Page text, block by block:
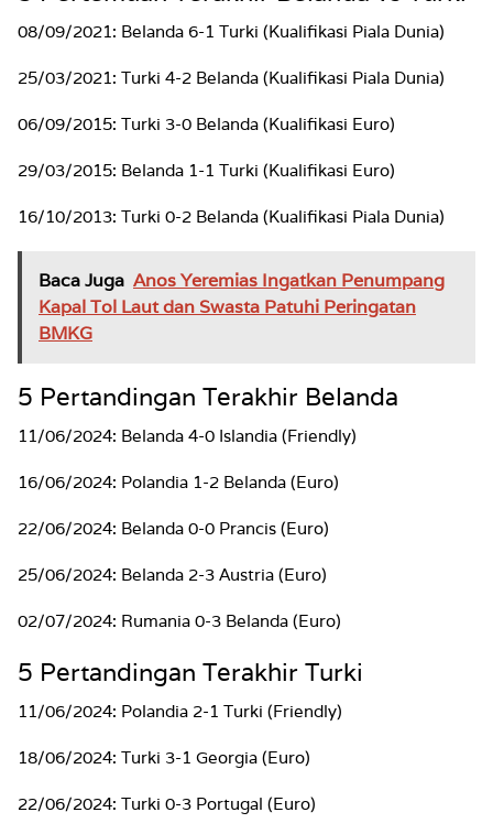
08/09/2021: Belanda 6-1 Turki (Kualifikasi Piala Dunia)
25/03/2021: Turki 4-2 Belanda (Kualifikasi Piala Dunia)
06/09/2015: Turki 3-0 Belanda (Kualifikasi Euro)
29/03/2015: Belanda 1-1 Turki (Kualifikasi Euro)
16/10/2013: Turki 0-2 Belanda (Kualifikasi Piala Dunia)
Baca Juga Anos Yeremias Ingatkan Penumpang
Kapal Tol Laut dan Swasta Patuhi Peringatan
BMKG
5 Pertandingan Terakhir Belanda
11/06/2024: Belanda 4-0 Islandia (Friendly)
16/06/2024: Polandia 1-2 Belanda (Euro)
22/06/2024: Belanda 0-0 Prancis (Euro)
25/06/2024: Belanda 2-3 Austria (Euro)
02/07/2024: Rumania 0-3 Belanda (Euro)
5 Pertandingan Terakhir Turki
11/06/2024: Polandia 2-1 Turki (Friendly)
18/06/2024: Turki 3-1 Georgia (Euro)
22/06/2024: Turki 0-3 Portugal (Euro)